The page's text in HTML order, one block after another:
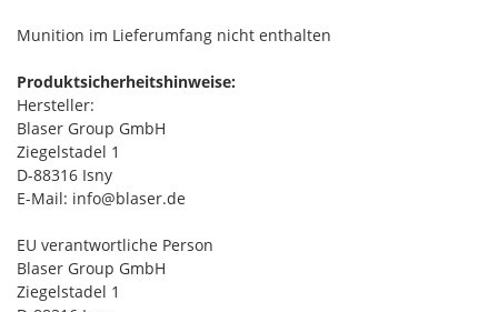
Munition im Lieferumfang nicht enthalten
Produktsicherheitshinweise:
Hersteller:
Blaser Group GmbH
Ziegelstadel 1
D-88316 Isny
E-Mail: info@blaser.de
EU verantwortliche Person
Blaser Group GmbH
Ziegelstadel 1